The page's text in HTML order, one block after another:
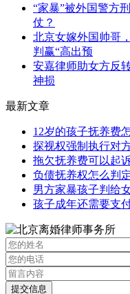
“家暴”被外国警方
仗？
北京女嫁外国帅哥
判赢“高出预
安嘉律师助女方反
神损
最新文章
12岁的孩子抚养费
探视权强制执行对
拖欠抚养费可以起
负债抚养权怎么判
男方家暴孩子判给
孩子成年还需要支